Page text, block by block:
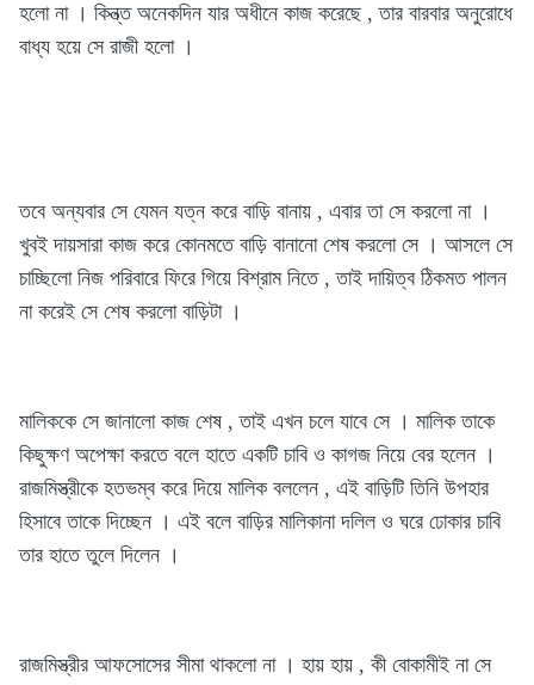
হলো না । কিন্ত্ত অনেকদিন যার অধীনে কাজ করেছে , তার বারবার অনুরোধে
বাধ্য হয়ে সে রাজী হলো ।
তবে অন্যবার সে যেমন যত্ন করে বাড়ি বানায় , এবার তা সে করলো না ।
খুবই দায়সারা কাজ করে কোনমতে বাড়ি বানানো শেষ করলো সে । আসলে সে
চাচ্ছিলো নিজ পরিবারে ফিরে গিয়ে বিশ্রাম নিতে , তাই দায়িত্ব ঠিকমত পালন
না করেই সে শেষ করলো বাড়িটা ।
মালিককে সে জানালো কাজ শেষ , তাই এখন চলে যাবে সে । মালিক তাকে
কিছুক্ষণ অপেক্ষা করতে বলে হাতে একটি চাবি ও কাগজ নিয়ে বের হলেন ।
রাজমিস্ত্রীকে হতভম্ব করে দিয়ে মালিক বললেন , এই বাড়িটি তিনি উপহার
হিসাবে তাকে দিচ্ছেন । এই বলে বাড়ির মালিকানা দলিল ও ঘরে ঢোকার চাবি
তার হাতে তুলে দিলেন ।
রাজমিস্ত্রীর আফসোসের সীমা থাকলো না । হায় হায় , কী বোকামীই না সে